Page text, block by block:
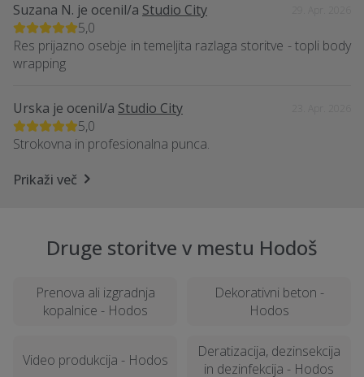
Suzana N. je ocenil/a Studio City
5,0
Res prijazno osebje in temeljita razlaga storitve - topli body
wrapping
Urska je ocenil/a Studio City
5,0
Strokovna in profesionalna punca.
Prikaži več
Druge storitve v mestu Hodoš
Prenova ali izgradnja
kopalnice - Hodos
Dekorativni beton -
Hodos
Video produkcija - Hodos
Deratizacija, dezinsekcija
in dezinfekcija - Hodos